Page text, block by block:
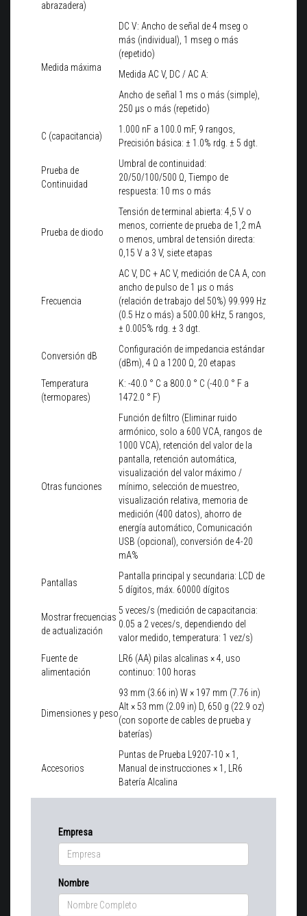
abrazadera)
Medida máxima
DC V: Ancho de señal de 4 mseg o
más (individual), 1 mseg o más
(repetido)
Medida AC V, DC / AC A:
Ancho de señal 1 ms o más (simple),
250 μs o más (repetido)
C (capacitancia)
1.000 nF a 100.0 mF, 9 rangos,
Precisión básica: ± 1.0% rdg. ± 5 dgt.
Prueba de
Continuidad
Umbral de continuidad:
20/50/100/500 Ω, Tiempo de
respuesta: 10 ms o más
Prueba de diodo
Tensión de terminal abierta: 4,5 V o
menos, corriente de prueba de 1,2 mA
o menos, umbral de tensión directa:
0,15 V a 3 V, siete etapas
Frecuencia
AC V, DC + AC V, medición de CA A, con
ancho de pulso de 1 μs o más
(relación de trabajo del 50%) 99.999 Hz
(0.5 Hz o más) a 500.00 kHz, 5 rangos,
± 0.005% rdg. ± 3 dgt.
Conversión dB
Configuración de impedancia estándar
(dBm), 4 Ω a 1200 Ω, 20 etapas
Temperatura
(termopares)
K: -40.0 ° C a 800.0 ° C (-40.0 ° F a
1472.0 ° F)
Otras funciones
Función de filtro (Eliminar ruido
armónico, solo a 600 VCA, rangos de
1000 VCA), retención del valor de la
pantalla, retención automática,
visualización del valor máximo /
mínimo, selección de muestreo,
visualización relativa, memoria de
medición (400 datos), ahorro de
energía automático, Comunicación
USB (opcional), conversión de 4-20
mA%
Pantallas
Pantalla principal y secundaria: LCD de
5 dígitos, máx. 60000 dígitos
Mostrar frecuencias
de actualización
5 veces/s (medición de capacitancia:
0.05 a 2 veces/s, dependiendo del
valor medido, temperatura: 1 vez/s)
Fuente de
alimentación
LR6 (AA) pilas alcalinas × 4, uso
continuo: 100 horas
Dimensiones y peso
93 mm (3.66 in) W × 197 mm (7.76 in)
Alt × 53 mm (2.09 in) D, 650 g (22.9 oz)
(con soporte de cables de prueba y
baterías)
Accesorios
Puntas de Prueba L9207-10 × 1,
Manual de instrucciones × 1, LR6
Batería Alcalina
Empresa
Nombre